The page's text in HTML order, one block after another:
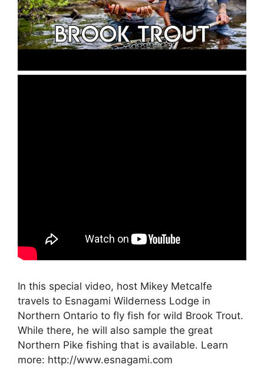
In this special video, host Mikey Metcalfe
travels to Esnagami Wilderness Lodge in
Northern Ontario to fly fish for wild Brook Trout.
While there, he will also sample the great
Northern Pike fishing that is available. Learn
more: http://www.esnagami.com